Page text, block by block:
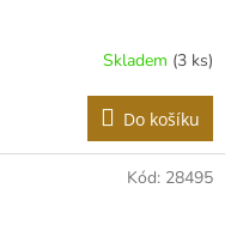
Skladem (3 ks)
Do košíku
Kód: 28495